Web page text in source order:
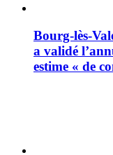
Bourg-lès-
a validé
estime « de